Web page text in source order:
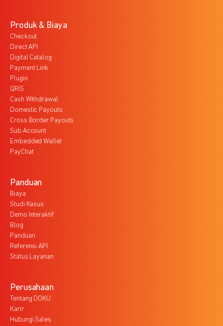
Produk & Biaya
Checkout
Direct API
Digital Catalog
Payment Link
Plugin
QRIS
Cash Withdrawal
Domestic Payouts
Cross Border Payouts
Sub Account
Embedded Wallet
PayChat
Panduan
Biaya
Studi Kasus
Demo Interaktif
Blog
Panduan
Referensi API
Status Layanan
Perusahaan
Tentang DOKU
Karir
Hubungi Sales